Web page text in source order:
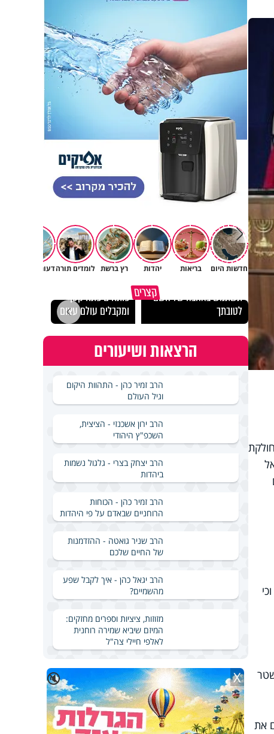
את
חדשות היום בריאות יהדות רץ ברשת לומדים תורהדעות וטורים
קצריםתשתמש באהבה של השם
לטובתך
פותחים פתח קטן -
ומקבלים עולם עצום
הרצאות ושיעורים
הרב זמיר כהן - התהוות היקום
וגיל העולם
הרב ירון אשכנזי - הציצית,
השכפ"ץ היהודי
הרב יצחק בצרי - גלגול נשמות
ביהדות
הרב זמיר כהן - הכוחות
הרוחניים שבאדם על פי היהדות
הרב שניר גואטה - ההזדמנות
של החיים שלכם
הרב יגאל כהן - איך לקבל שפע
מהשמיים?
מזוזות, ציציות וספרים מחזקים:
המיזם שיביא שמירה רוחנית
לאלפי חיילי צה"ל
🔇 X